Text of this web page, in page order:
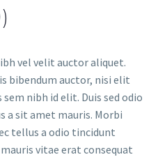
vel velit auctor aliquet.
bibendum auctor, nisi elit
nibh id elit. Duis sed odio
a sit amet mauris. Morbi
tellus a odio tincidunt
vitae erat consequat